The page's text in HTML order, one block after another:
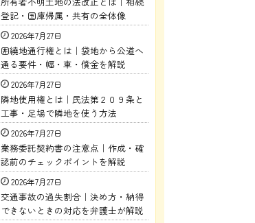
登記・国庫帰属・共有の全体像
2026年7月27日
囲繞地通行権とは｜袋地から公道へ
通る要件・幅・車・償金を解説
2026年7月27日
隣地使用権とは｜民法第２０９条と
工事・足場で隣地を使う方法
2026年7月27日
業務委託契約書の注意点｜作成・確
認前のチェックポイントを解説
2026年7月27日
交通事故の過失割合｜決め方・納得
できないときの対応を弁護士が解説